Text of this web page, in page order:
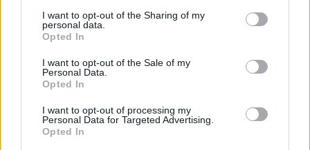
I want to opt-out of the Sharing of my
personal data.
Opted In
I want to opt-out of the Sale of my
Personal Data.
Opted In
I want to opt-out of processing my
Personal Data for Targeted Advertising.
Opted In
gang som 6-årig, og følger til hun er 30 år.
Inspirationen til Edith har Jette hentet i sin mors liv,
Tidsbillede af Nordjylland
Nu er opfølgeren til debutromanen klar. Den
hedder ”Som en havmåge”.
Aktuelt
Nordjyllands Trafikselskab mangler
tocifret millionbeløb
Simon Jensen
Journalist